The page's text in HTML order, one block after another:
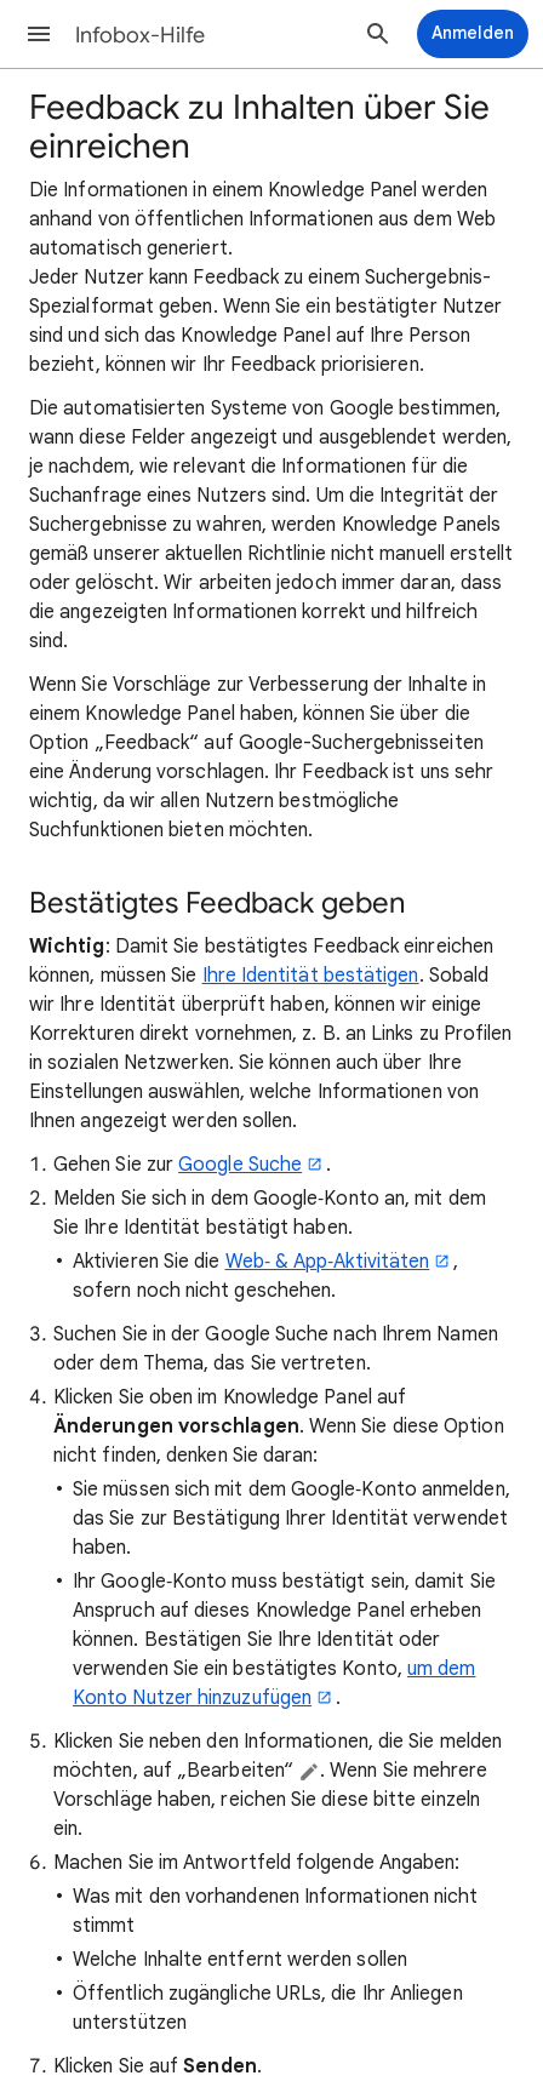
Infobox-Hilfe Anmelden
Feedback zu Inhalten über Sie
einreichen
Die Informationen in einem Knowledge Panel werden
anhand von öffentlichen Informationen aus dem Web
automatisch generiert.
Jeder Nutzer kann Feedback zu einem Suchergebnis-
Spezialformat geben. Wenn Sie ein bestätigter Nutzer
sind und sich das Knowledge Panel auf Ihre Person
bezieht, können wir Ihr Feedback priorisieren.
Die automatisierten Systeme von Google bestimmen,
wann diese Felder angezeigt und ausgeblendet werden,
je nachdem, wie relevant die Informationen für die
Suchanfrage eines Nutzers sind. Um die Integrität der
Suchergebnisse zu wahren, werden Knowledge Panels
gemäß unserer aktuellen Richtlinie nicht manuell erstellt
oder gelöscht. Wir arbeiten jedoch immer daran, dass
die angezeigten Informationen korrekt und hilfreich
sind.
Wenn Sie Vorschläge zur Verbesserung der Inhalte in
einem Knowledge Panel haben, können Sie über die
Option „Feedback“ auf Google-Suchergebnisseiten
eine Änderung vorschlagen. Ihr Feedback ist uns sehr
wichtig, da wir allen Nutzern bestmögliche
Suchfunktionen bieten möchten.
Bestätigtes Feedback geben
Wichtig: Damit Sie bestätigtes Feedback einreichen
können, müssen Sie Ihre Identität bestätigen. Sobald
wir Ihre Identität überprüft haben, können wir einige
Korrekturen direkt vornehmen, z. B. an Links zu Profilen
in sozialen Netzwerken. Sie können auch über Ihre
Einstellungen auswählen, welche Informationen von
Ihnen angezeigt werden sollen.
Gehen Sie zurGoogle Suche
.
Melden Sie sich in dem Google‑Konto an, mit dem
Sie Ihre Identität bestätigt haben.
Aktivieren Sie die Web‑ & App‑Aktivitäten
,
sofern noch nicht geschehen.
Suchen Sie in der Google Suche nach Ihrem Namen
oder dem Thema, das Sie vertreten.
Klicken Sie oben im Knowledge Panel auf
Änderungen vorschlagen. Wenn Sie diese Option
nicht finden, denken Sie daran:
Sie müssen sich mit dem Google‑Konto anmelden,
das Sie zur Bestätigung Ihrer Identität verwendet
haben.
Ihr Google‑Konto muss bestätigt sein, damit Sie
Anspruch auf dieses Knowledge Panel erheben
können. Bestätigen Sie Ihre Identität oder
verwenden Sie ein bestätigtes Konto, um dem
Konto Nutzer hinzuzufügen
.
Klicken Sie neben den Informationen, die Sie melden
möchten, auf „Bearbeiten“
. Wenn Sie mehrere
Vorschläge haben, reichen Sie diese bitte einzeln
ein.
Machen Sie im Antwortfeld folgende Angaben:
Was mit den vorhandenen Informationen nicht
stimmt
Welche Inhalte entfernt werden sollen
Öffentlich zugängliche URLs, die Ihr Anliegen
unterstützen
Klicken Sie aufSenden.